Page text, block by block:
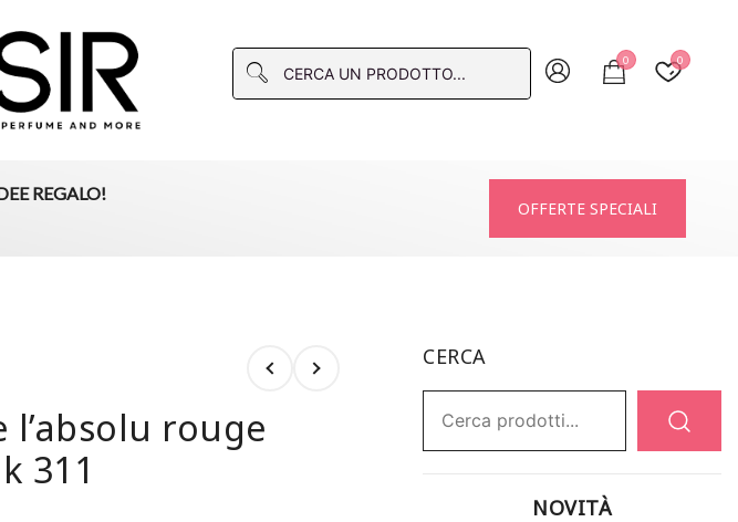
beauty, i profumi e la parafarmacia
0 0
REGALO!
OFFERTE SPECIALI
l’absolu rouge
311
CERCA
NOVITÀ